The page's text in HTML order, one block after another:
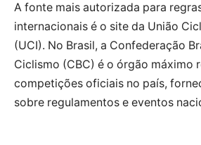
A fonte mais autorizada para
internacionais é o site da União
(UCI). No Brasil, a Confederação
Ciclismo (CBC) é o órgão máximo
competições oficiais no país,
sobre regulamentos e eventos